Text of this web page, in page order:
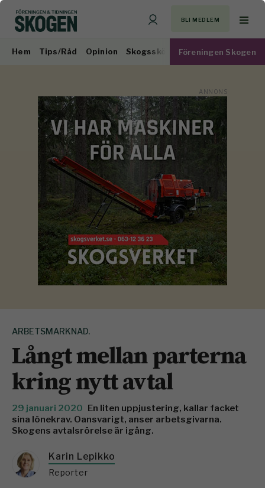
BLI MEDLEM
Hem Tips/Råd Opinion Skogsskötsel Virkesmarknad
Föreningen Skogen
ARBETSMARKNAD.
Långt mellan parterna
kring nytt avtal
29 januari 2020 En liten uppjustering, kallar facket
sina lönekrav. Oansvarigt, anser arbetsgivarna.
Skogens avtalsrörelse är igång.
Karin Lepikko
Reporter